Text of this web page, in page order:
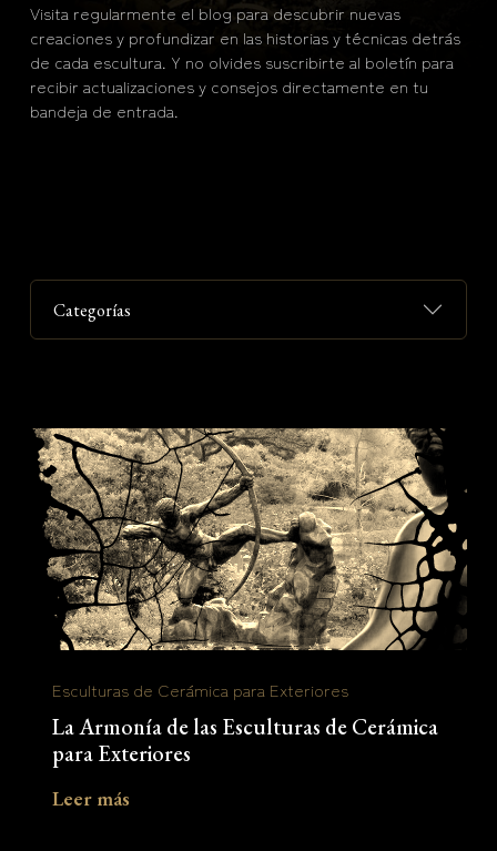
Visita regularmente el blog para descubrir nuevas
creaciones y profundizar en las historias y técnicas detrás
de cada escultura. Y no olvides suscribirte al boletín para
recibir actualizaciones y consejos directamente en tu
bandeja de entrada.
Categorías
Esculturas de Cerámica para Exteriores
La Armonía de las Esculturas de Cerámica
para Exteriores
Leer más